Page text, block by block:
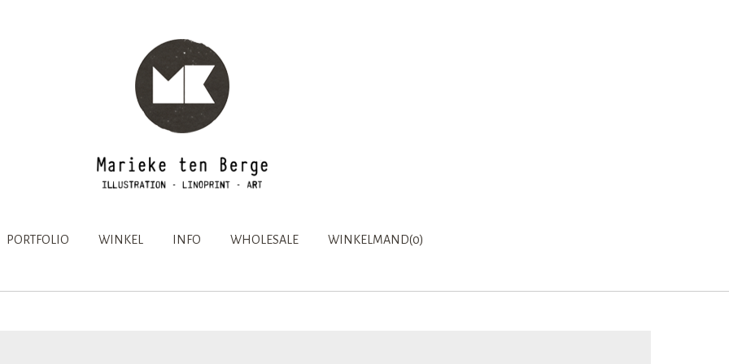
PORTFOLIO WINKEL INFO WHOLESALE WINKELMAND(0)